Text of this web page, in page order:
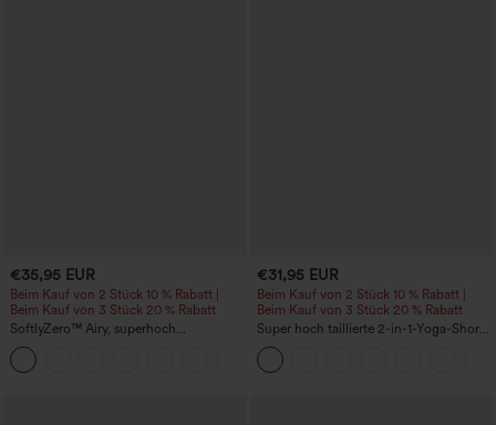
€35,95 EUR
Beim Kauf von 2 Stück 10 % Rabatt |
Beim Kauf von 3 Stück 20 % Rabatt
SoftlyZero™ Airy, superhoch
geschnittene 2-in-1 InstantCool Yoga-
Shorts 7" mit Taschen
€31,95 EUR
Beim Kauf von 2 Stück 10 % Rabatt |
Beim Kauf von 3 Stück 20 % Rabatt
Super hoch taillierte 2-in-1-Yoga-Shorts
mit Gesäßtasche und Seitentasche-
längere Länge